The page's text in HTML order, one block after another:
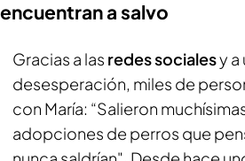
encuentran a salvo
Gracias a las redes socialesy a
desesperación, miles de
con María: “Salieron
adopciones de perros que